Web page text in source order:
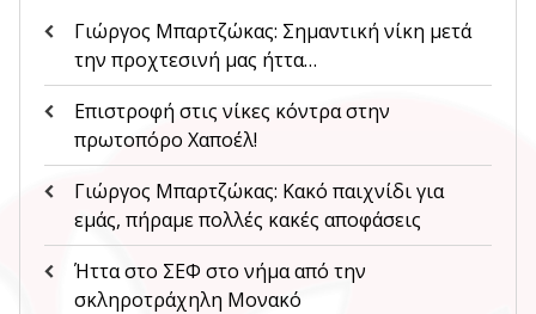
Γιώργος Μπαρτζώκας: Σημαντική νίκη μετά
την προχτεσινή μας ήττα…
Επιστροφή στις νίκες κόντρα στην
πρωτοπόρο Χαποέλ!
Γιώργος Μπαρτζώκας: Κακό παιχνίδι για
εμάς, πήραμε πολλές κακές αποφάσεις
Ήττα στο ΣΕΦ στο νήμα από την
σκληροτράχηλη Μονακό